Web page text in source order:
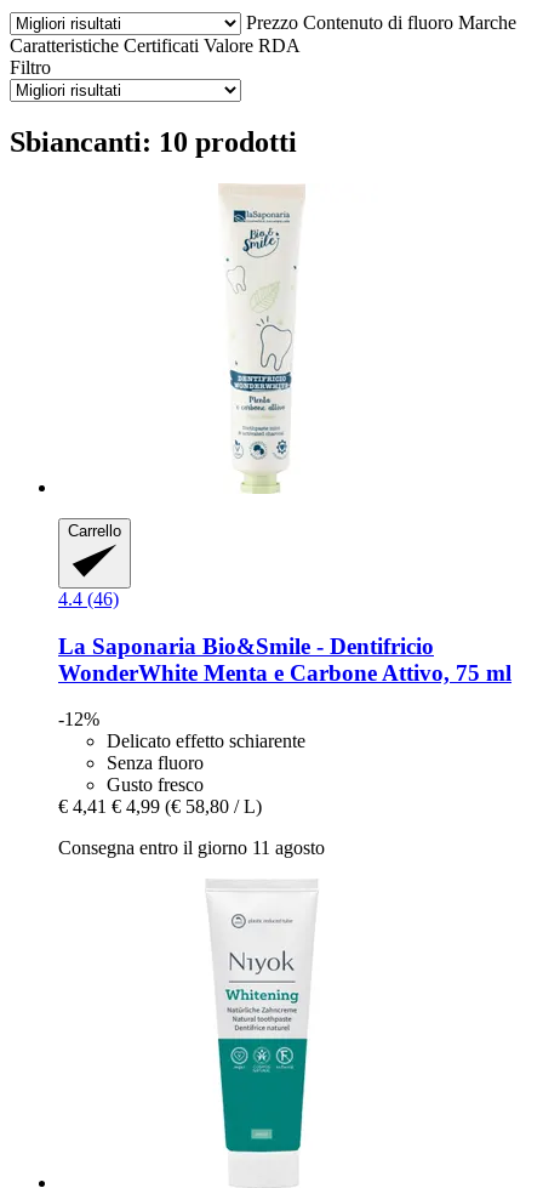
Prezzo Contenuto di fluoro Marche
Caratteristiche Certificati Valore RDA
Filtro
Sbiancanti: 10 prodotti
Carrello
4.4 (46)
La Saponaria Bio&Smile -​ Dentifricio
WonderWhite Menta e Carbone Attivo, 75 ml
-12%
Delicato effetto schiarente
Senza fluoro
Gusto fresco
€ 4,41 € 4,99 (€ 58,80 / L)
Consegna entro il giorno 11 agosto